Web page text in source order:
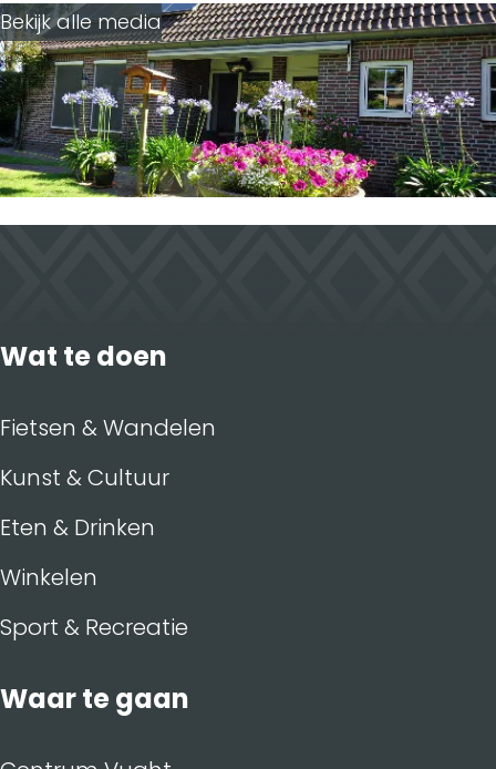
Bekijk alle media
Wat te doen
Fietsen & Wandelen
Kunst & Cultuur
Eten & Drinken
Winkelen
Sport & Recreatie
Waar te gaan